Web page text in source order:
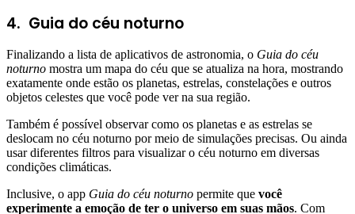
4. Guia do céu noturno
Finalizando a lista de aplicativos de astronomia, o Guia do céu
noturno mostra um mapa do céu que se atualiza na hora, mostrando
exatamente onde estão os planetas, estrelas, constelações e outros
objetos celestes que você pode ver na sua região.
Também é possível observar como os planetas e as estrelas se
deslocam no céu noturno por meio de simulações precisas. Ou ainda
usar diferentes filtros para visualizar o céu noturno em diversas
condições climáticas.
Inclusive, o app Guia do céu noturno permite que você
experimente a emoção de ter o universo em suas mãos. Com